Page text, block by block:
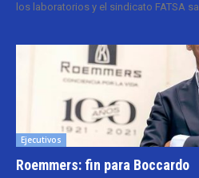
los laboratorios y el sindicato FATSA
Ejecutivos
Roemmers: fin para Boccardo